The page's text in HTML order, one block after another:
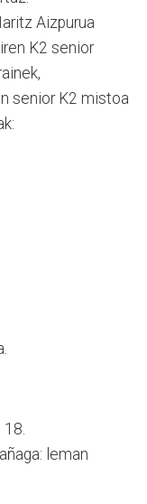
Aizpurua
K2 senior
senior K2 mistoa
18.
leman